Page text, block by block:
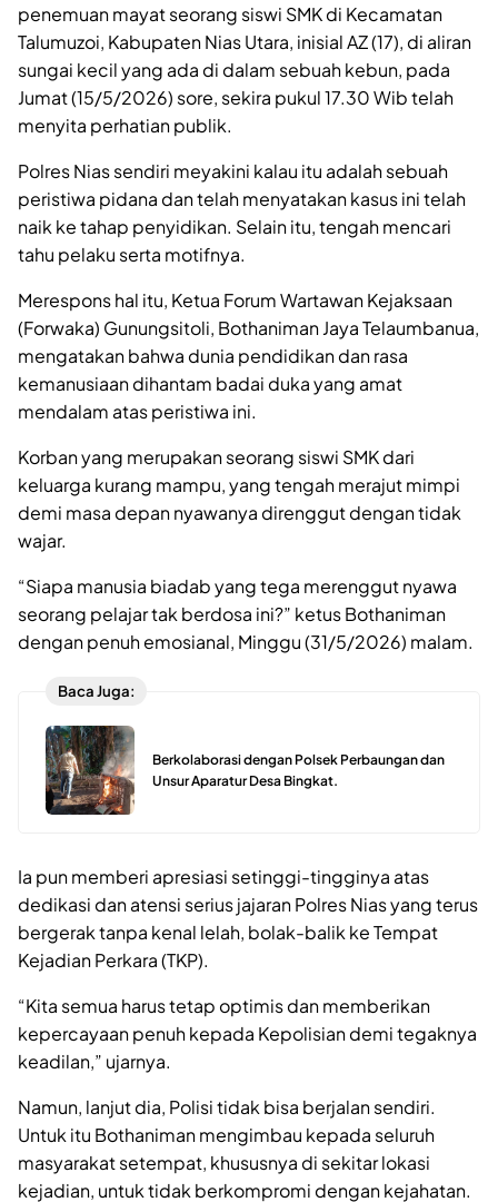
penemuan mayat seorang siswi SMK di Kecamatan
Talumuzoi, Kabupaten Nias Utara, inisial AZ (17), di aliran
sungai kecil yang ada di dalam sebuah kebun, pada
Jumat (15/5/2026) sore, sekira pukul 17.30 Wib telah
menyita perhatian publik.
Polres Nias sendiri meyakini kalau itu adalah sebuah
peristiwa pidana dan telah menyatakan kasus ini telah
naik ke tahap penyidikan. Selain itu, tengah mencari
tahu pelaku serta motifnya.
Merespons hal itu, Ketua Forum Wartawan Kejaksaan
(Forwaka) Gunungsitoli, Bothaniman Jaya Telaumbanua,
mengatakan bahwa dunia pendidikan dan rasa
kemanusiaan dihantam badai duka yang amat
mendalam atas peristiwa ini.
Korban yang merupakan seorang siswi SMK dari
keluarga kurang mampu, yang tengah merajut mimpi
demi masa depan nyawanya direnggut dengan tidak
wajar.
“Siapa manusia biadab yang tega merenggut nyawa
seorang pelajar tak berdosa ini?” ketus Bothaniman
dengan penuh emosianal, Minggu (31/5/2026) malam.
Baca Juga:
Berkolaborasi dengan Polsek Perbaungan dan
Unsur Aparatur Desa Bingkat.
Ia pun memberi apresiasi setinggi-tingginya atas
dedikasi dan atensi serius jajaran Polres Nias yang terus
bergerak tanpa kenal lelah, bolak-balik ke Tempat
Kejadian Perkara (TKP).
“Kita semua harus tetap optimis dan memberikan
kepercayaan penuh kepada Kepolisian demi tegaknya
keadilan,” ujarnya.
Namun, lanjut dia, Polisi tidak bisa berjalan sendiri.
Untuk itu Bothaniman mengimbau kepada seluruh
masyarakat setempat, khususnya di sekitar lokasi
kejadian, untuk tidak berkompromi dengan kejahatan.